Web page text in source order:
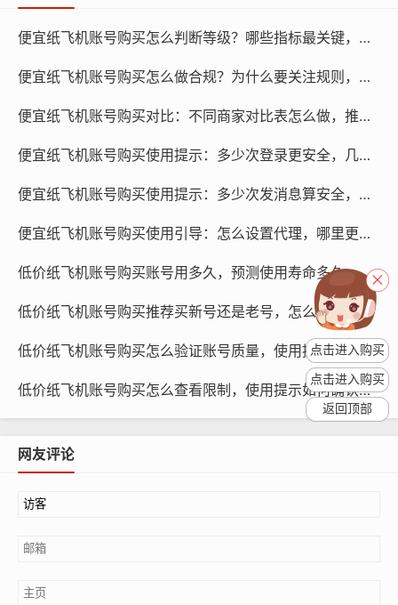
16888.com
登录账号：你需要登录纸飞机账号，在浏览器中输入纸飞
机官网，点击“登录”按钮，输入账号和密码,即可登录。
查看账号信息：登录成功后，点击页面右上角的头像，进
息，如账号名、账号等级、积分等。
便宜纸飞机账号购买怎么判断等级？哪些指标最关键，多久见效
便宜纸飞机账号购买怎么做合规？为什么要关注规则，如何学习
便宜纸飞机账号购买对比：不同商家对比表怎么做，推荐哪些字段
便宜纸飞机账号购买使用提示：多少次登录更安全，几天更合适
便宜纸飞机账号购买使用提示：多少次发消息算安全，怎么控制频率
便宜纸飞机账号购买使用引导：怎么设置代理，哪里更省资源
低价纸飞机账号购买账号用多久，预测使用寿命多久
低价纸飞机账号购买推荐买新号还是老号，怎么选更稳
低价纸飞机账号购买怎么验证账号质量，使用提示与评测
低价纸飞机账号购买怎么查看限制，使用提示如何确认风控
网友评论
点击进入购买
点击进入购买
返回顶部